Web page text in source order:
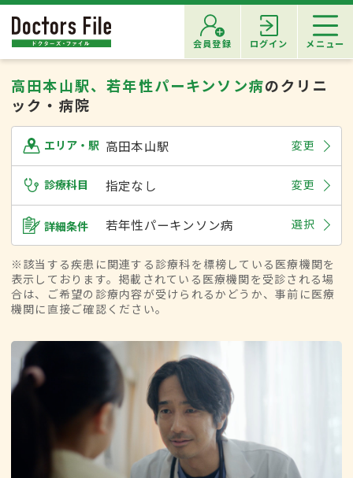
会員登録 ログイン メニュー
高田本山駅、若年性パーキンソン病のクリニ
ック・病院
エリア・駅 高田本山駅 変更
診療科目 指定なし 変更
詳細条件 若年性パーキンソン病 選択
※該当する疾患に関連する診療科を標榜している医療機関を
表示しております。掲載されている医療機関を受診される場
合は、ご希望の診療内容が受けられるかどうか、事前に医療
機関に直接ご確認ください。